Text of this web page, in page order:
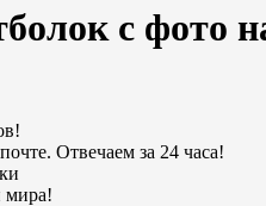
с фото
Отвечаем за 24 часа!
мира!